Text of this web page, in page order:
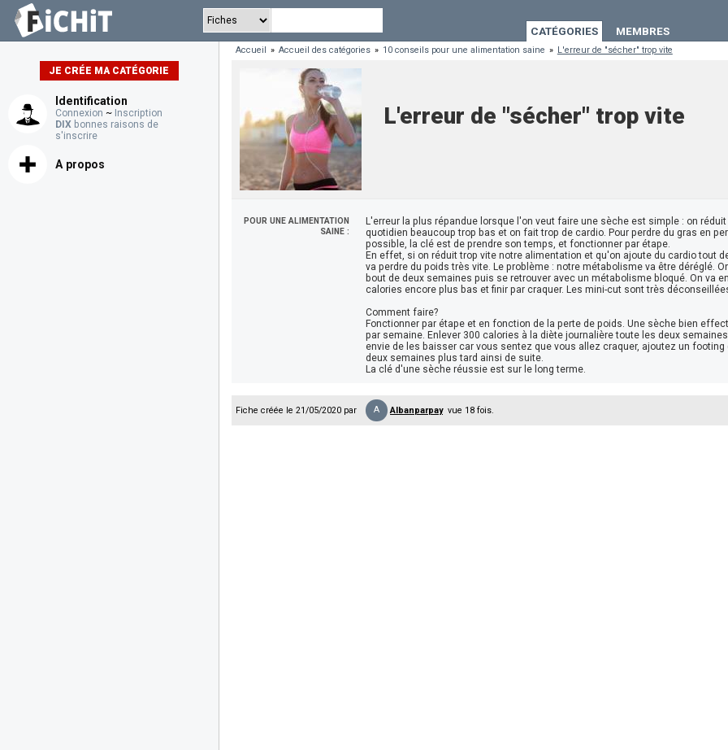
CATÉGORIES MEMBRES
JE CRÉE MA CATÉGORIE
Identification
Connexion ~ Inscription
DIX bonnes raisons de
s'inscrire
A propos
Accueil » Accueil des catégories » 10 conseils pour une alimentation saine » L'erreur de "sécher" trop vite
L'erreur de "sécher" trop vite
POUR UNE ALIMENTATION
SAINE :
L'erreur la plus répandue lorsque l'on veut faire une sèche est simple : on
quotidien beaucoup trop bas et on fait trop de cardio. Pour perdre du gras en
possible, la clé est de prendre son temps, et fonctionner par étape.
En effet, si on réduit trop vite notre alimentation et qu'on ajoute du cardio tout
va perdre du poids très vite. Le problème : notre métabolisme va être déréglé.
bout de deux semaines puis se retrouver avec un métabolisme bloqué. On va
calories encore plus bas et finir par craquer. Les mini-cut sont très
Comment faire?
Fonctionner par étape et en fonction de la perte de poids. Une sèche bien
par semaine. Enlever 300 calories à la diète journalière toute les deux
envie de les baisser car vous sentez que vous allez craquer, ajoutez un footing
deux semaines plus tard ainsi de suite.
La clé d'une sèche réussie est sur le long terme.
Fiche créée le 21/05/2020 par A Albanparpayvue 18 fois.